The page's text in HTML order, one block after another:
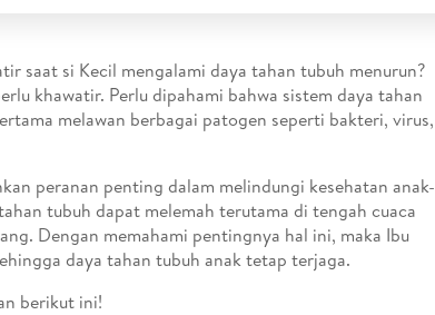
saat si Kecil mengalami daya tahan tubuh menurun?
khawatir. Perlu dipahami bahwa sistem daya tahan
melawan berbagai patogen seperti bakteri, virus,
peranan penting dalam melindungi kesehatan anak-
tubuh dapat melemah terutama di tengah cuaca
Dengan memahami pentingnya hal ini, maka Ibu
daya tahan tubuh anak tetap terjaga.
berikut ini!